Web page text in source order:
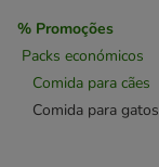
% Promoções
Packs económicos
Comida para cães
Comida para gatos